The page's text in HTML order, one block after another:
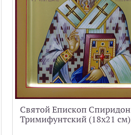
Святой Епископ Спиридон
Тримифунтский (18x21 см)